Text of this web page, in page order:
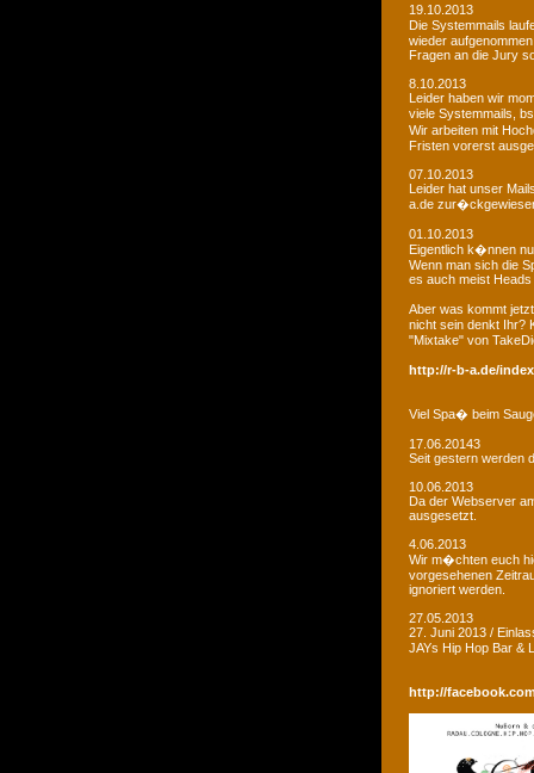
19.10.2013
Die Systemmails
wieder
Fragen an die Jury
8.10.2013
Leider haben wir
viele Systemmails,
Wir arbeiten mit
Fristen vorerst
07.10.2013
Leider hat unser
a.de
01.10.2013
Eigentlich k�nnen
Wenn man sich die
es auch meist
Aber was kommt
nicht sein denkt Ihr?
"Mixtake" von
http://r-b-a.de/
Viel Spa� beim
17.06.20143
Seit gestern werden
10.06.2013
Da der Webserver
ausgesetzt.
4.06.2013
Wir m�chten euch
vorgesehenen
ignoriert werden.
27.05.2013
27. Juni 2013 /
JAYs Hip Hop Bar &
http://